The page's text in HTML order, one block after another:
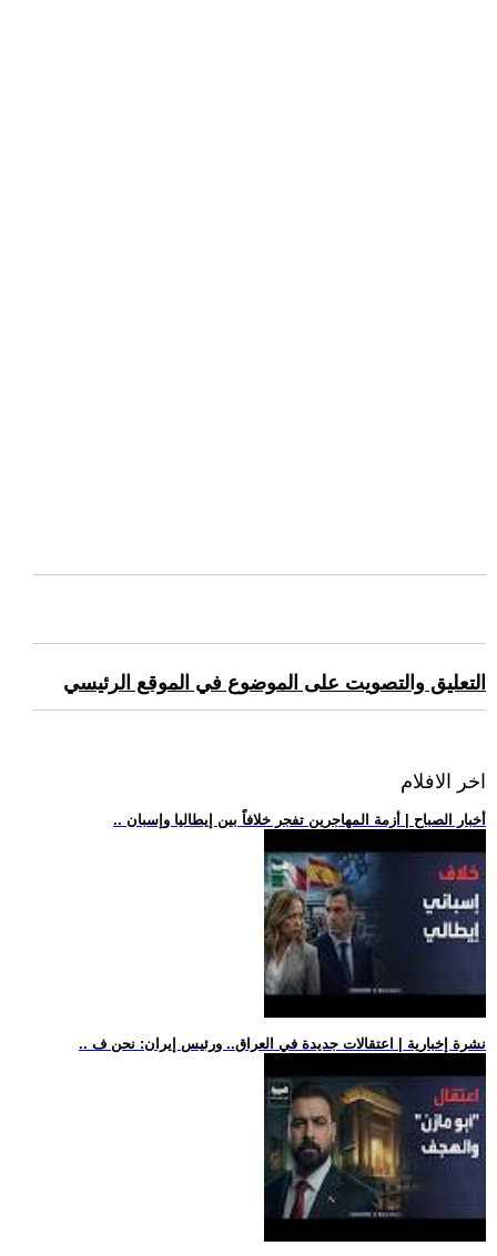
التعليق والتصويت على الموضوع في الموقع الرئيسي
اخر الافلام
.. أخبار الصباح | أزمة المهاجرين تفجر خلافاً بين إيطاليا وإسبان
.. نشرة إخبارية | اعتقالات جديدة في العراق.. ورئيس إيران: نحن ف